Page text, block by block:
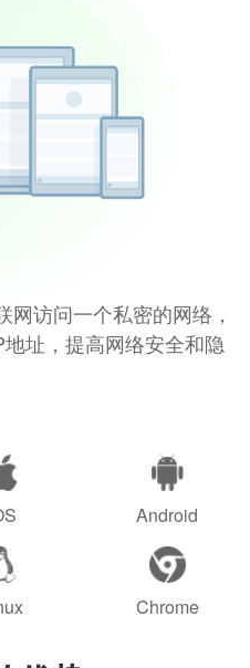
访问一个私密的网络，
址，提高网络安全和隐
Android
Chrome